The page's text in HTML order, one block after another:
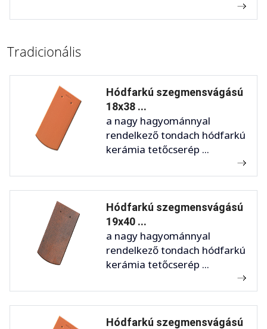
Tradicionális
Hódfarkú szegmensvágású
18x38 ...
a nagy hagyománnyal
rendelkező tondach hódfarkú
kerámia tetőcserép ...
Hódfarkú szegmensvágású
19x40 ...
a nagy hagyománnyal
rendelkező tondach hódfarkú
kerámia tetőcserép ...
Hódfarkú szegmensvágású